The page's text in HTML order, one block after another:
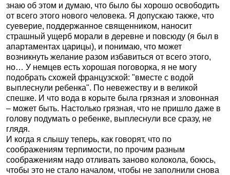
знаю об этом и думаю, что было бы хорошо освободить
от всего этого нового человека. Я допускаю также, что
суеверие, поддержанное священником, наносит
страшный ущерб морали в деревне и повсюду (я был в
апартаментах царицы), и понимаю, что может
возникнуть желание разом избавиться от всего этого,
но… У немцев есть хорошая поговорка, я не могу
подобрать схожей французской: "вместе с водой
выплеснули ребенка". По невежеству и в великой
спешке. И что вода в корыте была грязная и зловонная
– может быть. Настолько грязная, что не пришло даже в
голову подумать о ребенке, выплеснули все сразу, не
глядя.
И когда я слышу теперь, как говорят, что по
соображениям терпимости, по прочим разным
соображениям надо отливать заново колокола, боюсь,
чтобы это не стало началом, чтобы не заполнили снова